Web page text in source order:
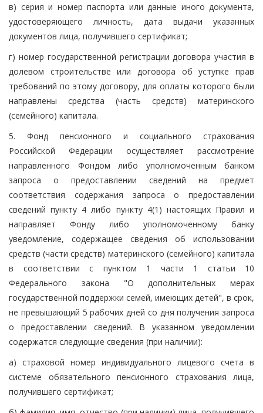
в) серия и номер паспорта или данные иного документа,
удостоверяющего личность, дата выдачи указанных
документов лица, получившего сертификат;
г) номер государственной регистрации договора участия в
долевом строительстве или договора об уступке прав
требований по этому договору, для оплаты которого были
направлены средства (часть средств) материнского
(семейного) капитала.
5. Фонд пенсионного и социального страхования
Российской Федерации осуществляет рассмотрение
направленного Фондом либо уполномоченным банком
запроса о предоставлении сведений на предмет
соответствия содержания запроса о предоставлении
сведений пункту 4 либо пункту 4(1) настоящих Правил и
направляет Фонду либо уполномоченному банку
уведомление, содержащее сведения об использовании
средств (части средств) материнского (семейного) капитала
в соответствии с пунктом 1 части 1 статьи 10
Федерального закона "О дополнительных мерах
государственной поддержки семей, имеющих детей", в срок,
не превышающий 5 рабочих дней со дня получения запроса
о предоставлении сведений. В указанном уведомлении
содержатся следующие сведения (при наличии):
а) страховой номер индивидуального лицевого счета в
системе обязательного пенсионного страхования лица,
получившего сертификат;